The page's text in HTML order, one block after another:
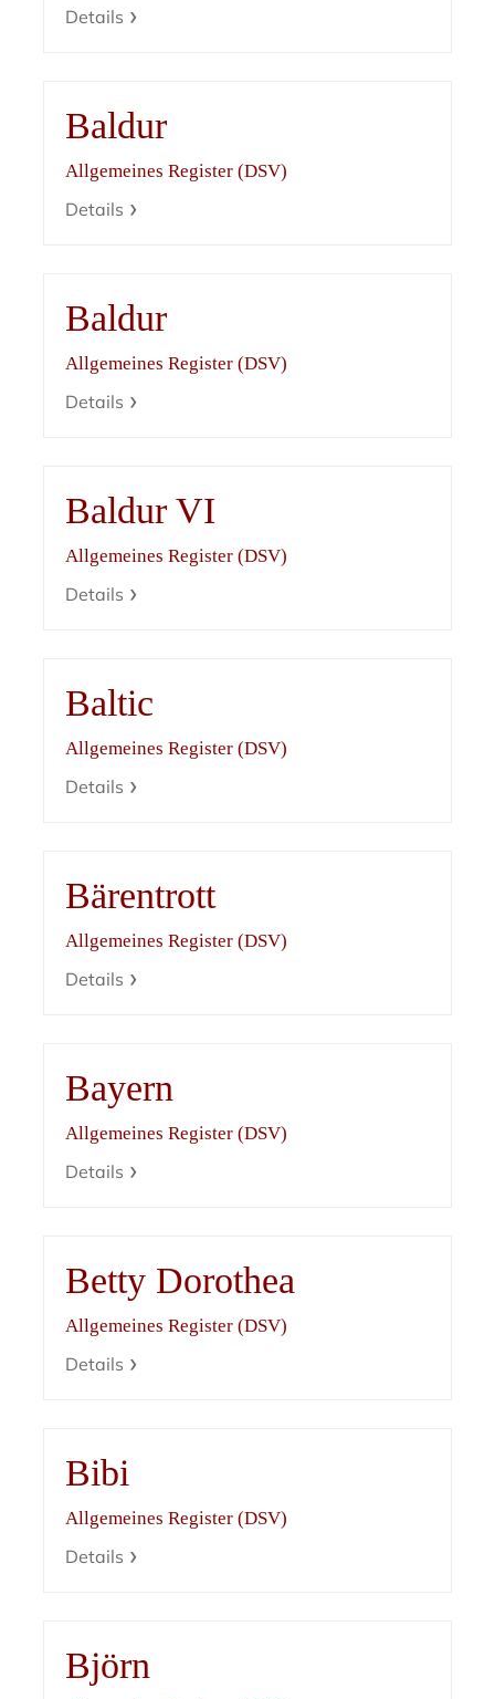
Details
Baldur
Allgemeines Register (DSV)
Details
Baldur
Allgemeines Register (DSV)
Details
Baldur VI
Allgemeines Register (DSV)
Details
Baltic
Allgemeines Register (DSV)
Details
Bärentrott
Allgemeines Register (DSV)
Details
Bayern
Allgemeines Register (DSV)
Details
Betty Dorothea
Allgemeines Register (DSV)
Details
Bibi
Allgemeines Register (DSV)
Details
Björn